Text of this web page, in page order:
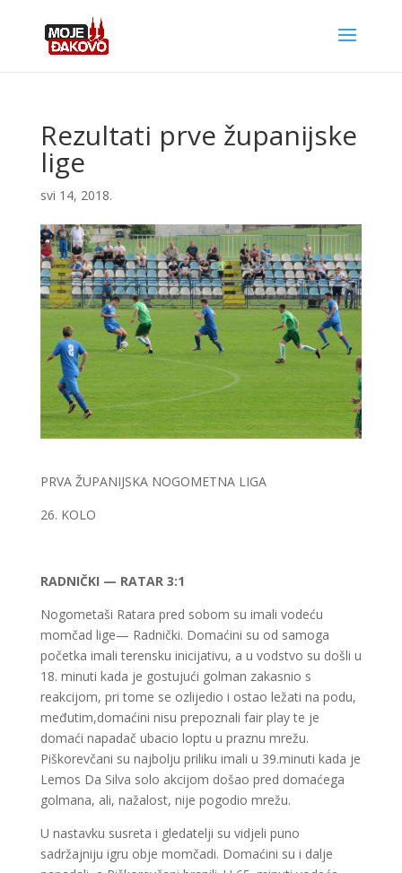
Rezultati prve županijske
lige
svi 14, 2018.
PRVA ŽUPANIJSKA NOGOMETNA LIGA
26. KOLO
RADNIČKI — RATAR 3:1
Nogometaši Ratara pred sobom su imali vodeću
momčad lige— Radnički. Domaćini su od samoga
početka imali terensku inicijativu, a u vodstvo su došli u
18. minuti kada je gostujući golman zakasnio s
reakcijom, pri tome se ozlijedio i ostao ležati na podu,
međutim,domaćini nisu prepoznali fair play te je
domaći napadač ubacio loptu u praznu mrežu.
Piškorevčani su najbolju priliku imali u 39.minuti kada je
Lemos Da Silva solo akcijom došao pred domaćega
golmana, ali, nažalost, nije pogodio mrežu.
U nastavku susreta i gledatelji su vidjeli puno
sadržajniju igru obje momčadi. Domaćini su i dalje